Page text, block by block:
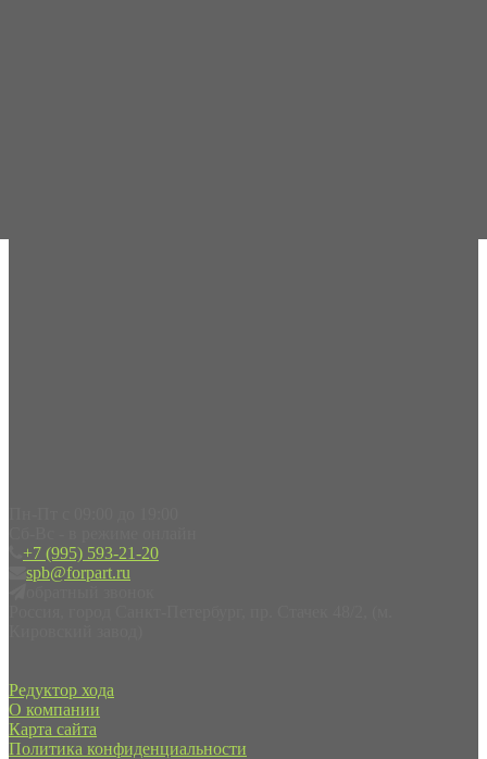
+7 (995) 593-21-20
spb@forpart.ru
Редуктор хода
О компании
Карта сайта
Политика конфиденциальности